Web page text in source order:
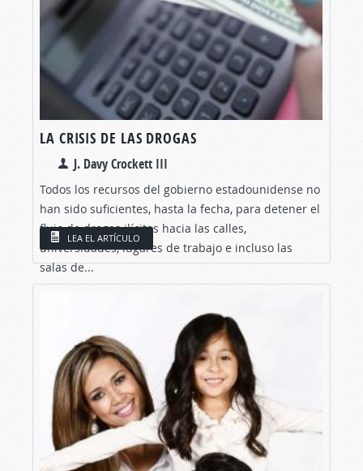
LA CRISIS DE LAS DROGAS
J. Davy Crockett III
Todos los recursos del gobierno estadounidense no
han sido suficientes, hasta la fecha, para detener el
flujo de drogas ilícitas hacia las calles,
universidades, lugares de trabajo e incluso las
salas de...
LEA EL ARTÍCULO